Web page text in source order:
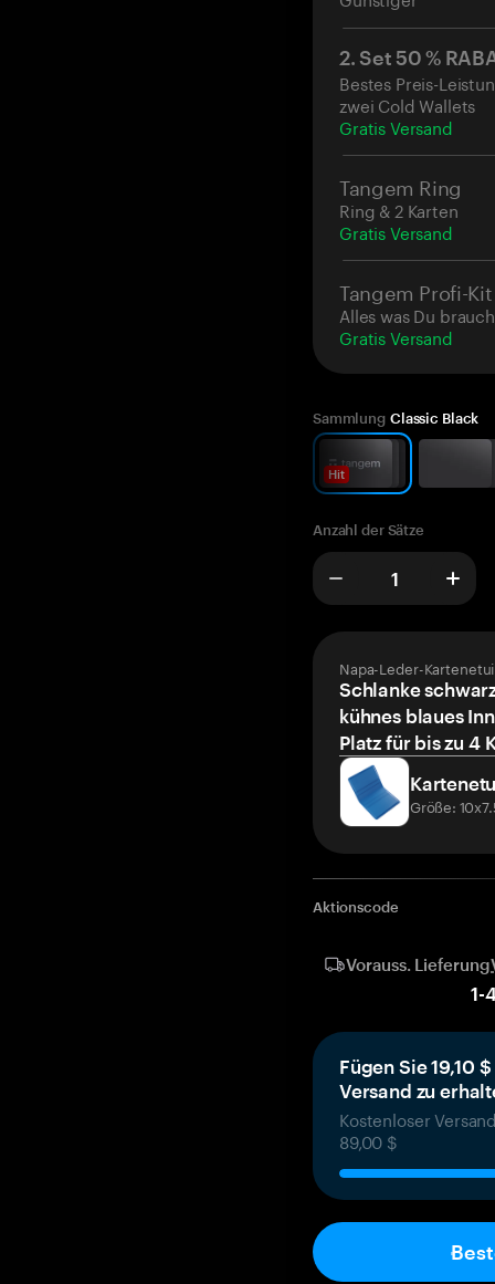
2. Set 50 %
Bestes Preis-
zwei Cold Wallets
Gratis Versand
Tangem Ring
Ring & 2 Karten
Gratis Versand
Tangem Profi-Kit
Alles was Du
Gratis Versand
Sammlung Classic Black
Hit
Anzahl der Sätze
Napa-Leder-
Schlanke
kühnes blaues
Platz für bis zu 4
Größe:
Aktionscode
Vorauss. Lieferung
1-
Fügen Sie 19,10
Versand zu
Kostenloser
89,00 $